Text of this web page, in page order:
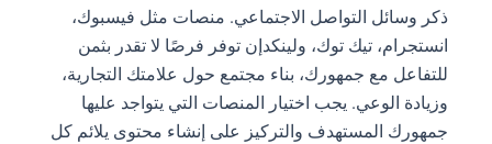
ذكر وسائل التواصل الاجتماعي. منصات مثل فيسبوك،
انستجرام، تيك توك، ولينكدإن توفر فرصًا لا تقدر بثمن
للتفاعل مع جمهورك، بناء مجتمع حول علامتك التجارية،
وزيادة الوعي. يجب اختيار المنصات التي يتواجد عليها
جمهورك المستهدف والتركيز على إنشاء محتوى يلائم كل